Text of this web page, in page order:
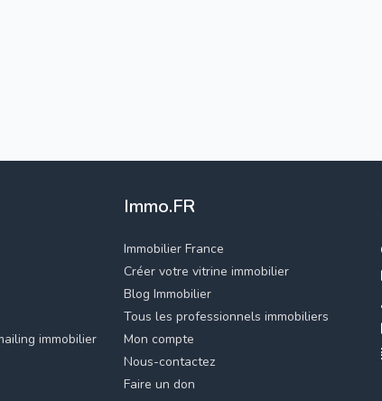
immobilier
Immo.FR
Immobilier France
Créer votre vitrine immobilier
Blog Immobilier
Tous les professionnels immobiliers
Mon compte
Nous-contactez
Faire un don